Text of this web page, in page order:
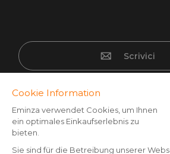
Scrivici
Pagamento sicuro